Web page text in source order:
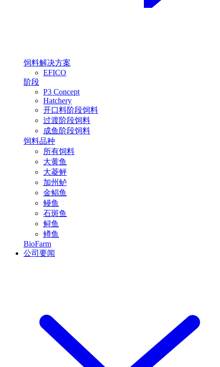
饲料解决方案
EFICO
阶段
P3 Concept
Hatchery
开口料阶段饲料
过渡阶段饲料
成鱼阶段饲料
饲料品种
所有饲料
大黄鱼
大菱鲆
加州鲈
金鲳鱼
鳗鱼
石斑鱼
鲟鱼
鳟鱼
BioFarm
公司要闻